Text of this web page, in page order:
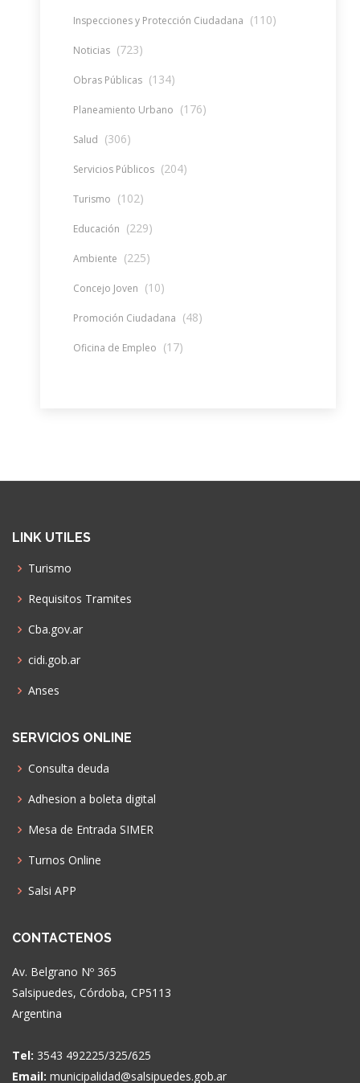
Inspecciones y Protección Ciudadana (110)
Noticias (723)
Obras Públicas (134)
Planeamiento Urbano (176)
Salud (306)
Servicios Públicos (204)
Turismo (102)
Educación (229)
Ambiente (225)
Concejo Joven (10)
Promoción Ciudadana (48)
Oficina de Empleo (17)
LINK UTILES
Turismo
Requisitos Tramites
Cba.gov.ar
cidi.gob.ar
Anses
SERVICIOS ONLINE
Consulta deuda
Adhesion a boleta digital
Mesa de Entrada SIMER
Turnos Online
Salsi APP
CONTACTENOS
Av. Belgrano Nº 365
Salsipuedes, Córdoba, CP5113
Argentina
Tel: 3543 492225/325/625
Email: municipalidad@salsipuedes.gob.ar